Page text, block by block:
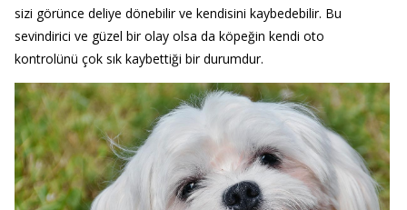
sizi görünce deliye dönebilir ve kendisini kaybedebilir. Bu
sevindirici ve güzel bir olay olsa da köpeğin kendi oto
kontrolünü çok sık kaybettiği bir durumdur.